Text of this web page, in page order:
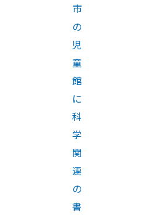
市
の
児
童
館
に
科
学
関
連
の
書